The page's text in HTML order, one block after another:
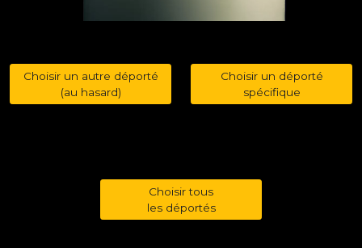
Choisir un autre déporté
(au hasard)
Choisir un déporté
spécifique
Choisir tous
les déportés